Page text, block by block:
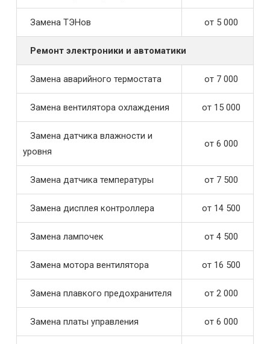
Замена ТЭНов от 5 000
Ремонт электроники и автоматики
Замена аварийного термостата от 7 000
Замена вентилятора охлаждения от 15 000
Замена датчика влажности и
уровня
от 6 000
Замена датчика температуры от 7 500
Замена дисплея контроллера от 14 500
Замена лампочек от 4 500
Замена мотора вентилятора от 16 500
Замена плавкого предохранителя от 2 000
Замена платы управления от 6 000